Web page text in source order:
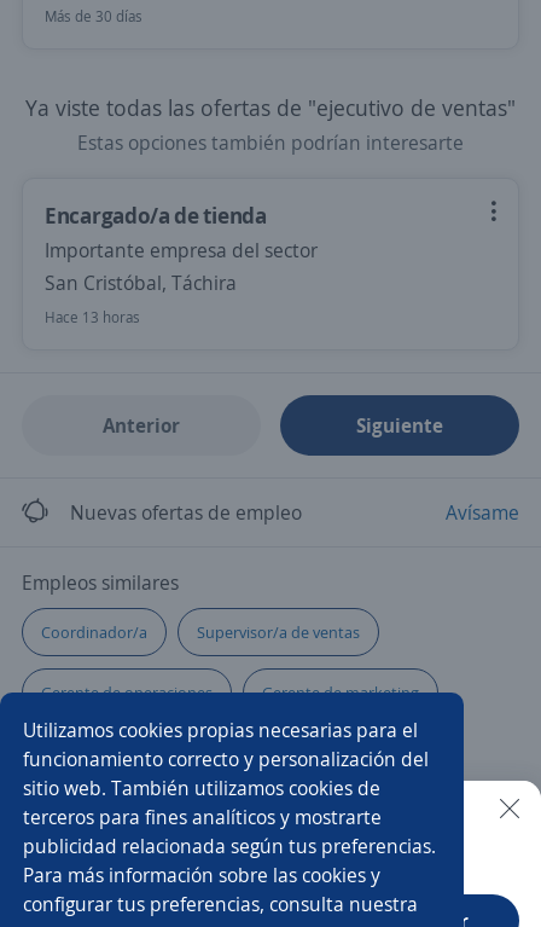
Utilizamos cookies propias necesarias para el
funcionamiento correcto y personalización del
sitio web. También utilizamos cookies de
terceros para fines analíticos y mostrarte
publicidad relacionada según tus preferencias.
Para más información sobre las cookies y
configurar tus preferencias, consulta nuestra
Más de 30 días
Ya viste todas las ofertas de "ejecutivo de ventas"
Estas opciones también podrían interesarte
Encargado/a de tienda
Importante empresa del sector
San Cristóbal, Táchira
Hace 13 horas
Anterior Siguiente
Nuevas ofertas de empleo Avísame
Empleos similares
Coordinador/a Supervisor/a de ventas
Gerente de operaciones Gerente de marketing
Gerente comercial Gerente de ventas
Ejecutivo/a telefónico Gerente de compras
Coordinador/a de ventas Ejecutivo/a de ventas
Buscar es más fácil en la app
CT App Abrir